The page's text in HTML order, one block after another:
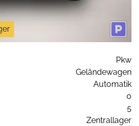
Pkw
Geländewagen
Automatik
0
5
Zentrallager